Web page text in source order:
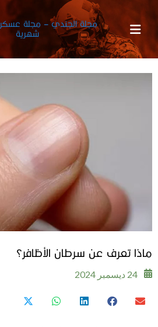
ماذا تعرف عن سرطان الأظافر؟
24 ديسمبر 2024